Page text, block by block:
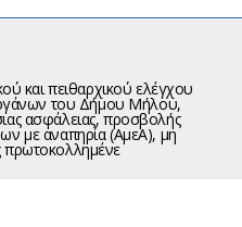
και πειθαρχικού ελέγχου
του Δήμου Μήλου,
ασφάλειας, προσβολής
με αναπηρία (ΑμεΑ), μη
πρωτοκολλημένε